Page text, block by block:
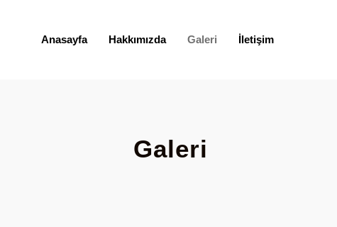
Anasayfa Hakkımızda Galeri İletişim
Galeri